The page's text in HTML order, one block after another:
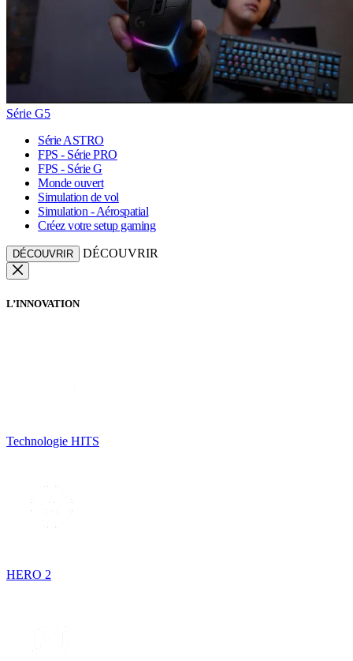
Série G5
Série ASTRO
FPS - Série PRO
FPS - Série G
Monde ouvert
Simulation de vol
Simulation - Aérospatial
Créez votre setup gaming
DÉCOUVRIR DÉCOUVRIR
L’INNOVATION
Technologie HITS
HERO 2